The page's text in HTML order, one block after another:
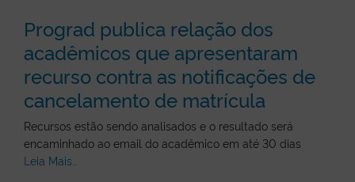
Prograd publica relação dos
acadêmicos que apresentaram
recurso contra as notificações de
cancelamento de matrícula
Recursos estão sendo analisados e o resultado será
encaminhado ao email do acadêmico em até 30 dias
Leia Mais…